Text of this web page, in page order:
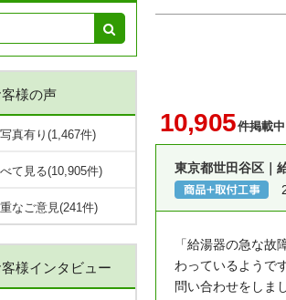
客様の声
真有り(1,467件)
て見る(10,905件)
なご意見(241件)
客様インタビュー
10,905件掲載
東京都世田谷区｜
「給湯器の急な
わっているようで
問い合わせをしま